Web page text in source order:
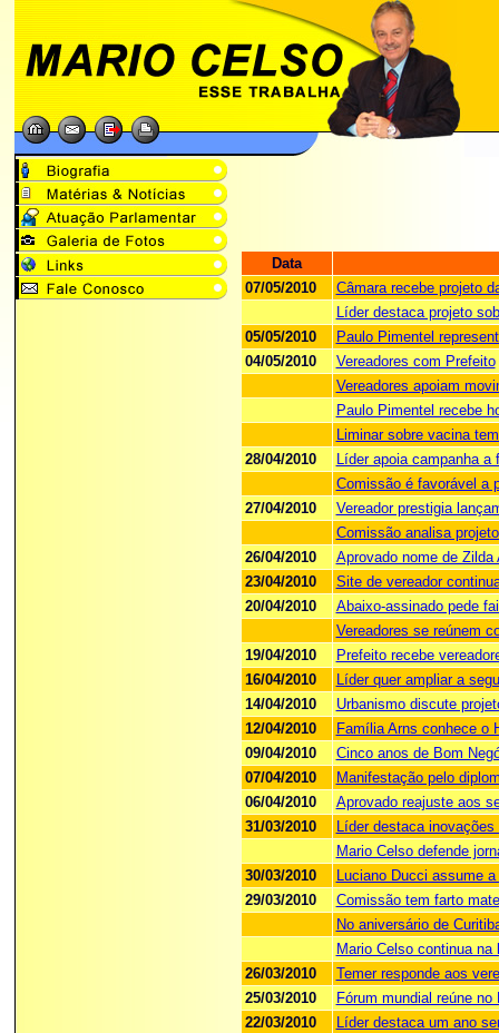
Data
07/05/2010
Câmara recebe projeto
Líder destaca projeto
05/05/2010
Paulo Pimentel
04/05/2010
Vereadores com Prefeito
Vereadores apoiam
Paulo Pimentel recebe
Liminar sobre vacina
28/04/2010
Líder apoia campanha a
Comissão é favorável a
27/04/2010
Vereador prestigia
Comissão analisa
26/04/2010
Aprovado nome de
23/04/2010
Site de vereador
20/04/2010
Abaixo-assinado pede
Vereadores se reúnem
19/04/2010
Prefeito recebe
16/04/2010
Líder quer ampliar a
14/04/2010
Urbanismo discute
12/04/2010
Família Arns conhece o
09/04/2010
Cinco anos de Bom
07/04/2010
Manifestação pelo
06/04/2010
Aprovado reajuste aos
31/03/2010
Líder destaca
Mario Celso defende
30/03/2010
Luciano Ducci assume
29/03/2010
Comissão tem farto
No aniversário de
Mario Celso continua na
26/03/2010
Temer responde aos
25/03/2010
Fórum mundial reúne
22/03/2010
Líder destaca um ano